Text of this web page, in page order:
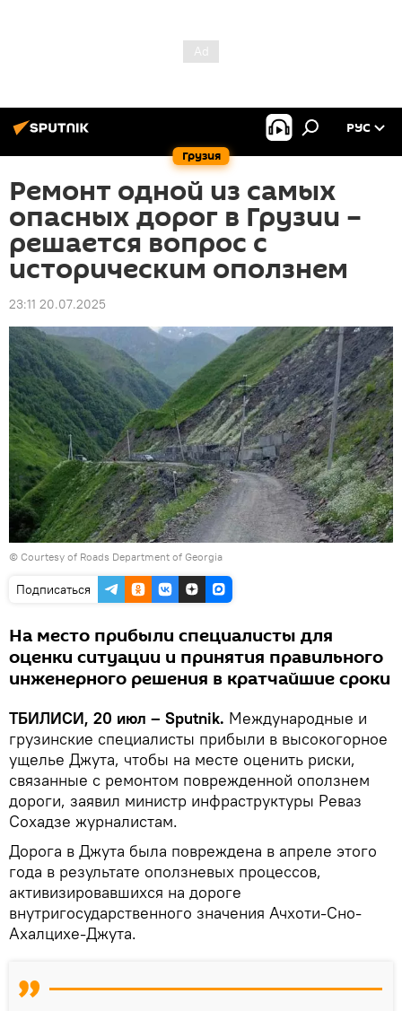
Грузия
РУС
Ремонт одной из самых
опасных дорог в Грузии –
решается вопрос с
историческим оползнем
23:11 20.07.2025
© Courtesy of Roads Department of Georgia
Подписаться
На место прибыли специалисты для
оценки ситуации и принятия правильного
инженерного решения в кратчайшие сроки
ТБИЛИСИ, 20 июл – Sputnik. Международные и
грузинские специалисты прибыли в высокогорное
ущелье Джута, чтобы на месте оценить риски,
связанные с ремонтом поврежденной оползнем
дороги, заявил министр инфраструктуры Реваз
Сохадзе журналистам.
Дорога в Джута была повреждена в апреле этого
года в результате оползневых процессов,
активизировавшихся на дороге
внутригосударственного значения Ачхоти-Сно-
Ахалцихе-Джута.